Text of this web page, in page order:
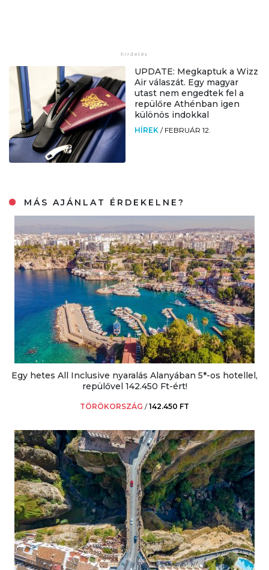
UPDATE: Megkaptuk a Wizz
Air válaszát. Egy magyar
utast nem engedtek fel a
repülőre Athénban igen
különös indokkal
HÍREK / FEBRUÁR 12.
MÁS AJÁNLAT ÉRDEKELNE?
Egy hetes All Inclusive nyaralás Alanyában 5*-os hotellel,
repülővel 142.450 Ft-ért!
TÖRÖKORSZÁG /142.450 FT